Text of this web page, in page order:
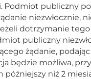
Podmiot publiczny
niezwłocznie,
dotrzymanie
publiczny
żądanie,
będzie możliwa,
późniejszy niż 2